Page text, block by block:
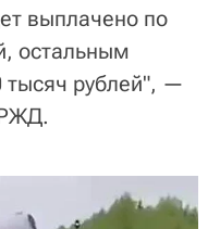
выплачено по
остальным
рублей", —